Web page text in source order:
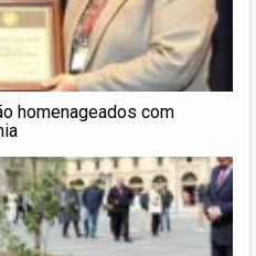
homenageados com